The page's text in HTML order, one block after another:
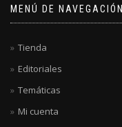
MENÚ DE NAVEGACIÓN
Tienda
Editoriales
Temáticas
Mi cuenta